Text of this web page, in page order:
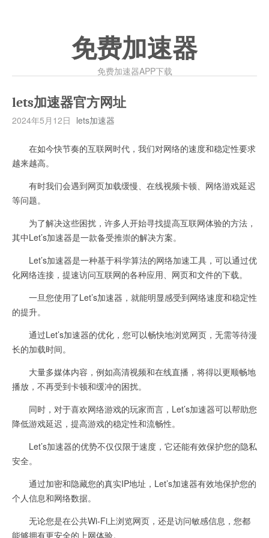
免费加速器
免费加速器APP下载
lets加速器官方网址
2024年5月12日 lets加速器
在如今快节奏的互联网时代，我们对网络的速度和稳定性要求
越来越高。
有时我们会遇到网页加载缓慢、在线视频卡顿、网络游戏延迟
等问题。
为了解决这些困扰，许多人开始寻找提高互联网体验的方法，
其中Let’s加速器是一款备受推崇的解决方案。
Let’s加速器是一种基于科学算法的网络加速工具，可以通过优
化网络连接，提速访问互联网的各种应用、网页和文件的下载。
一旦您使用了Let’s加速器，就能明显感受到网络速度和稳定性
的提升。
通过Let’s加速器的优化，您可以畅快地浏览网页，无需等待漫
长的加载时间。
大量多媒体内容，例如高清视频和在线直播，将得以更顺畅地
播放，不再受到卡顿和缓冲的困扰。
同时，对于喜欢网络游戏的玩家而言，Let’s加速器可以帮助您
降低游戏延迟，提高游戏的稳定性和流畅性。
Let’s加速器的优势不仅仅限于速度，它还能有效保护您的隐私
安全。
通过加密和隐藏您的真实IP地址，Let’s加速器有效地保护您的
个人信息和网络数据。
无论您是在公共Wi-Fi上浏览网页，还是访问敏感信息，您都
能够拥有更安全的上网体验。